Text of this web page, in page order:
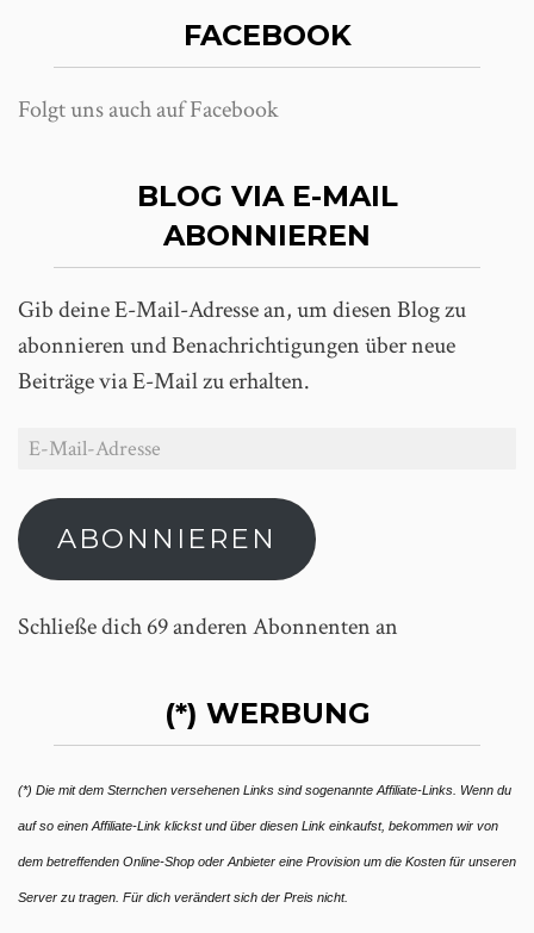
FACEBOOK
Folgt uns auch auf Facebook
BLOG VIA E-MAIL
ABONNIEREN
Gib deine E-Mail-Adresse an, um diesen Blog zu
abonnieren und Benachrichtigungen über neue
Beiträge via E-Mail zu erhalten.
ABONNIEREN
Schließe dich 69 anderen Abonnenten an
(*) WERBUNG
(*) Die mit dem Sternchen versehenen Links sind sogenannte Affiliate-Links. Wenn du
auf so einen Affiliate-Link klickst und über diesen Link einkaufst, bekommen wir von
dem betreffenden Online-Shop oder Anbieter eine Provision um die Kosten für unseren
Server zu tragen. Für dich verändert sich der Preis nicht.